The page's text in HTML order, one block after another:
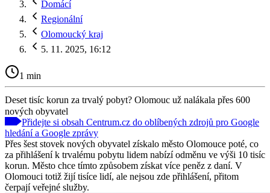
Domácí
Regionální
Olomoucký kraj
5. 11. 2025, 16:12
1 min
Deset tisíc korun za trvalý pobyt? Olomouc už nalákala přes 600
nových obyvatel
Přidejte si obsah Centrum.cz do oblíbených zdrojů pro Google
hledání a Google zprávy
Přes šest stovek nových obyvatel získalo město Olomouce poté, co
za přihlášení k trvalému pobytu lidem nabízí odměnu ve výši 10 tisíc
korun. Město chce tímto způsobem získat více peněz z daní. V
Olomouci totiž žijí tisíce lidí, ale nejsou zde přihlášení, přitom
čerpají veřejné služby.